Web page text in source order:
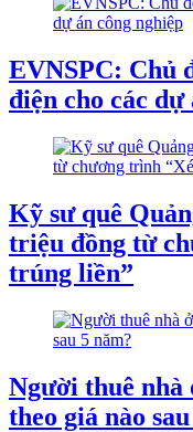
EVNSPC: Chủ
điện cho các dự
Kỹ sư quê
triệu đồng từ
trúng liền”
Người thuê nhà
theo giá nào